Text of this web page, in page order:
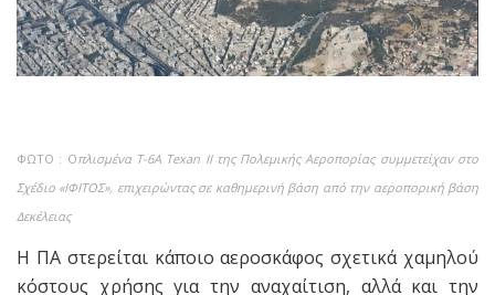
ΦΩΤΟ : Οπλισμένα T-6A Texan II της Πολεμικής Αεροπορίας συμμετείχαν στο
Σχέδιο «ΙΦΙΤΟΣ», επιχειρώντας σε καθημερινή βάση από την αεροπορική βάση
Δεκέλειας
Η ΠΑ στερείται κάποιο αεροσκάφος σχετικά χαμηλού
κόστους χρήσης για την αναχαίτιση, αλλά και την